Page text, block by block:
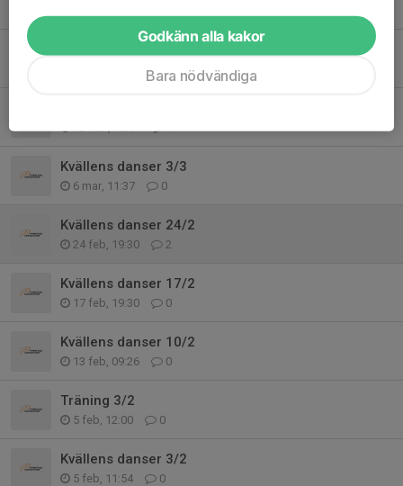
Kvällens danser 3/3
6 mar, 11:37 0
Kvällens danser 24/2
24 feb, 19:30 2
Kvällens danser 17/2
17 feb, 19:30 0
Kvällens danser 10/2
13 feb, 09:26 0
Träning 3/2
5 feb, 12:00 0
Kvällens danser 3/2
5 feb, 11:54 0
Godkänn alla kakor
Bara nödvändiga